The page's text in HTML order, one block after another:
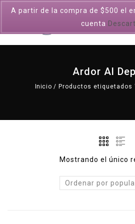
Ardor Al
Inicio / Productos etiquetados
Mostrando el único
Ordenar por
A partir de la compra de $500 el
cuenta